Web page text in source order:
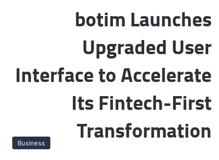
botim Launches
Upgraded User
Interface to Accelerate
Its Fintech-First
Transformation
Business